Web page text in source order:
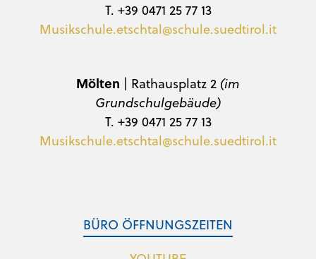
T. +39 0471 25 77 13
Musikschule.etschtal@schule.suedtirol.it
Mölten | Rathausplatz 2 (im
Grundschulgebäude)
T. +39 0471 25 77 13
Musikschule.etschtal@schule.suedtirol.it
BÜRO ÖFFNUNGSZEITEN